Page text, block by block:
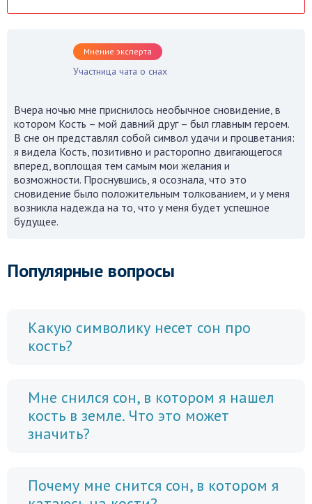
Мнение эксперта
Участница чата о снах
Вчера ночью мне приснилось необычное сновидение, в
котором Кость – мой давний друг – был главным героем.
В сне он представлял собой символ удачи и процветания:
я видела Кость, позитивно и расторопно двигающегося
вперед, воплощая тем самым мои желания и
возможности. Проснувшись, я осознала, что это
сновидение было положительным толкованием, и у меня
возникла надежда на то, что у меня будет успешное
будущее.
Популярные вопросы
Какую символику несет сон про
кость?
Мне снился сон, в котором я нашел
кость в земле. Что это может
значить?
Почему мне снится сон, в котором я